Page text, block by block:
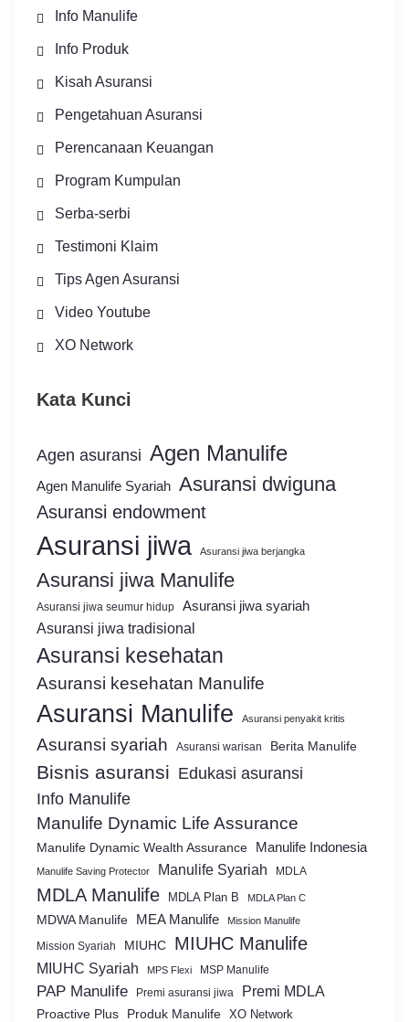
Info Manulife
Info Produk
Kisah Asuransi
Pengetahuan Asuransi
Perencanaan Keuangan
Program Kumpulan
Serba-serbi
Testimoni Klaim
Tips Agen Asuransi
Video Youtube
XO Network
Kata Kunci
Agen asuransi Agen Manulife
Agen Manulife Syariah Asuransi dwiguna
Asuransi endowment
Asuransi jiwa Asuransi jiwa berjangka
Asuransi jiwa Manulife
Asuransi jiwa seumur hidup Asuransi jiwa syariah
Asuransi jiwa tradisional
Asuransi kesehatan
Asuransi kesehatan Manulife
Asuransi Manulife Asuransi penyakit kritis
Asuransi syariah Asuransi warisan Berita Manulife
Bisnis asuransi Edukasi asuransi
Info Manulife
Manulife Dynamic Life Assurance
Manulife Dynamic Wealth Assurance Manulife Indonesia
Manulife Saving Protector Manulife Syariah MDLA
MDLA Manulife MDLA Plan B MDLA Plan C
MDWA Manulife MEA Manulife Mission Manulife
Mission Syariah MIUHC MIUHC Manulife
MIUHC Syariah MPS Flexi MSP Manulife
PAP Manulife Premi asuransi jiwa Premi MDLA
Proactive Plus Produk Manulife XO Network